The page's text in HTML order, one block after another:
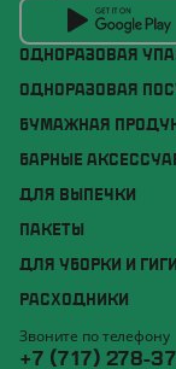
ОДНОРАЗОВАЯ
ОДНОРАЗОВАЯ
БУМАЖНАЯ
БАРНЫЕ
ДЛЯ ВЫПЕЧКИ
ПАКЕТЫ
ДЛЯ УБОРКИ И
РАСХОДНИКИ
Звоните по телефону
+7 (717) 278-